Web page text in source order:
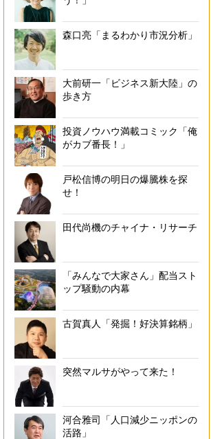
森口亮「まるわかり市況分析」
大前研一「ビジネス新大陸」の
歩き方
投資ノウハウ満載コミック「俺
がカブ番長！」
戸松信博の明日の爆騰株を探
せ！
田代尚機のチャイナ・リサーチ
「みんなで大家さん」配当スト
ップ騒動の内幕
古賀真人「発掘！好決算銘柄」
突然マルサがやって来た！
河合雅司「人口減少ニッポンの
活路」